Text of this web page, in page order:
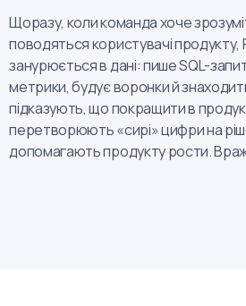
Щоразу, коли команда хоче
поводяться користувачі
занурюється в дані: пише SQL-
метрики, будує воронки й
підказують, що покращити в
перетворюють «сирі» цифри на
допомагають продукту рости.